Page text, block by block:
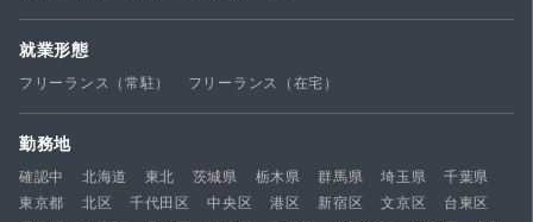
就業形態
フリーランス（常駐） フリーランス（在宅）
勤務地
確認中 北海道 東北 茨城県 栃木県 群馬県 埼玉県
千葉県
東京都
北区 千代田区 中央区 港区 新宿区 文京区
台東区